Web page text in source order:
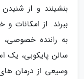
بنشینند و از
ببرند. از امکانات
به راننده
سالن پایکوبی، یک
وسیعی از درمان